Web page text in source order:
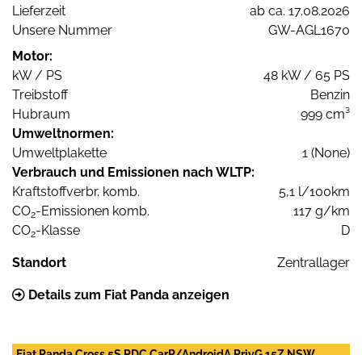
Lieferzeit
ab ca. 17.08.2026
Unsere Nummer
GW-AGL1670
Motor:
kW / PS
48 kW / 65 PS
Treibstoff
Benzin
Hubraum
999 cm³
Umweltnormen:
Umweltplakette
1 (None)
Verbrauch und Emissionen nach WLTP:
Kraftstoffverbr. komb.
5,1 l/100km
CO2-Emissionen komb.
117 g/km
CO2-Klasse D
Standort Zentrallager
Details zum Fiat Panda anzeigen